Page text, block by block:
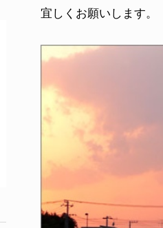
宜しくお願いします。